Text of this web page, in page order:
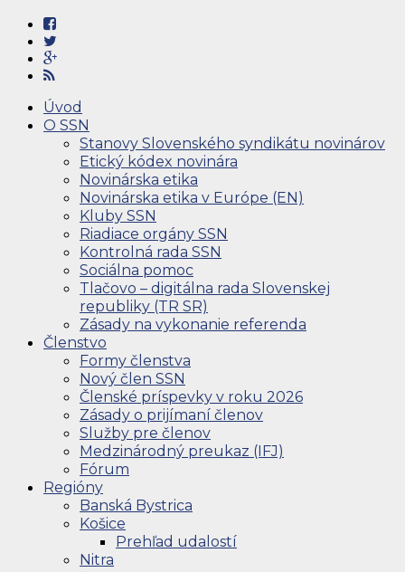
Úvod
O SSN
Stanovy Slovenského syndikátu novinárov
Etický kódex novinára
Novinárska etika
Novinárska etika v Európe (EN)
Kluby SSN
Riadiace orgány SSN
Kontrolná rada SSN
Sociálna pomoc
Tlačovo – digitálna rada Slovenskej
republiky (TR SR)
Zásady na vykonanie referenda
Členstvo
Formy členstva
Nový člen SSN
Členské príspevky v roku 2026
Zásady o prijímaní členov
Služby pre členov
Medzinárodný preukaz (IFJ)
Fórum
Regióny
Banská Bystrica
Košice
Prehľad udalostí
Nitra